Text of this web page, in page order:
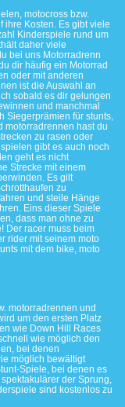
motocross bzw.
ihre Kosten. Es gibt viele
Kinderspiele rund um
daher viele
bei uns Motorradrenn
dir häufig ein Motorrad
oder mit anderen
ist die Auswahl an
sobald es dir gelungen
und manchmal
Siegerprämien für stunts,
motorradrennen hast du
zu rasen oder
gibt es auch noch
geht es nicht
Strecke mit einem
Es gilt
zu
und steile Hänge
Eins dieser Spiele
dass man ohne zu
Der racer muss beim
rider mit seinem moto
mit dem bike, moto
motorradrennen und
um den ersten Platz
wie Down Hill Races
wie möglich den
bei denen
möglich bewältigt
Spiele, bei denen es
der Sprung,
sind kostenlos zu